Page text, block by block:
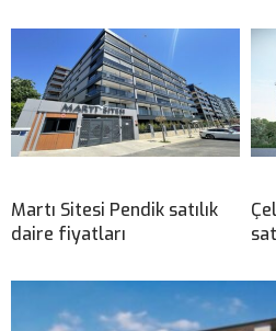
Martı Sitesi Pendik satılık
daire fiyatları